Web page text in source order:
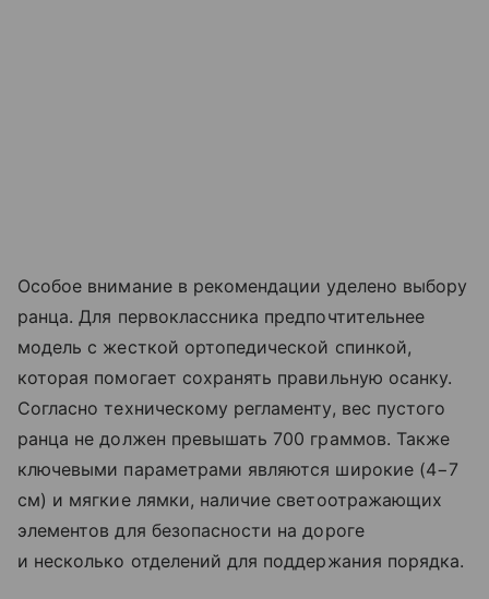
Особое внимание в рекомендации уделено выбору
ранца. Для первоклассника предпочтительнее
модель с жесткой ортопедической спинкой,
которая помогает сохранять правильную осанку.
Согласно техническому регламенту, вес пустого
ранца не должен превышать 700 граммов. Также
ключевыми параметрами являются широкие (4−7
см) и мягкие лямки, наличие светоотражающих
элементов для безопасности на дороге
и несколько отделений для поддержания порядка.